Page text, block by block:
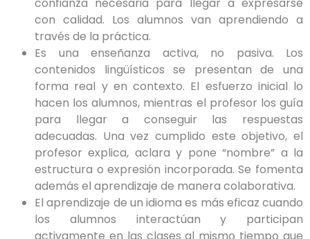
con calidad. Los alumnos van aprendiendo a
través de la práctica.
Es una enseñanza activa, no pasiva. Los
contenidos lingüísticos se presentan de una
forma real y en contexto. El esfuerzo inicial lo
hacen los alumnos, mientras el profesor los guía
para llegar a conseguir las respuestas
adecuadas. Una vez cumplido este objetivo, el
profesor explica, aclara y pone “nombre” a la
estructura o expresión incorporada. Se fomenta
además el aprendizaje de manera colaborativa.
El aprendizaje de un idioma es más eficaz cuando
los alumnos interactúan y participan
activamente en las clases al mismo tiempo que